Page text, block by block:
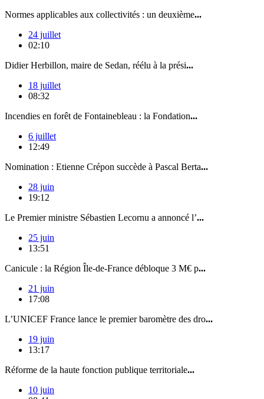
Normes applicables aux collectivités : un deuxième...
24 juillet
02:10
Didier Herbillon, maire de Sedan, réélu à la prési...
18 juillet
08:32
Incendies en forêt de Fontainebleau : la Fondation...
6 juillet
12:49
Nomination : Etienne Crépon succède à Pascal Berta...
28 juin
19:12
Le Premier ministre Sébastien Lecornu a annoncé l’...
25 juin
13:51
Canicule : la Région Île-de-France débloque 3 M€ p...
21 juin
17:08
L’UNICEF France lance le premier baromètre des dro...
19 juin
13:17
Réforme de la haute fonction publique territoriale...
10 juin